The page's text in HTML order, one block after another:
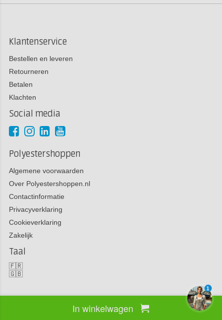
In winkelwagen
Klantenservice
Bestellen en leveren
Retourneren
Betalen
Klachten
Social media
Polyestershoppen
Algemene voorwaarden
Over Polyestershoppen.nl
Contactinformatie
Privacyverklaring
Cookieverklaring
Zakelijk
Taal
🇫🇷
🇬🇧
Copyright 2026 Polyestershoppen bv
1